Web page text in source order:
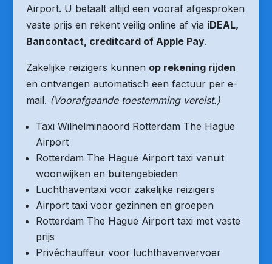
Airport. U betaalt altijd een vooraf afgesproken
vaste prijs en rekent veilig online af via iDEAL,
Bancontact, creditcard of Apple Pay.
Zakelijke reizigers kunnen op rekening rijden
en ontvangen automatisch een factuur per e-
mail. (Voorafgaande toestemming vereist.)
Taxi Wilhelminaoord Rotterdam The Hague
Airport
Rotterdam The Hague Airport taxi vanuit
woonwijken en buitengebieden
Luchthaventaxi voor zakelijke reizigers
Airport taxi voor gezinnen en groepen
Rotterdam The Hague Airport taxi met vaste
prijs
Privéchauffeur voor luchthavenvervoer